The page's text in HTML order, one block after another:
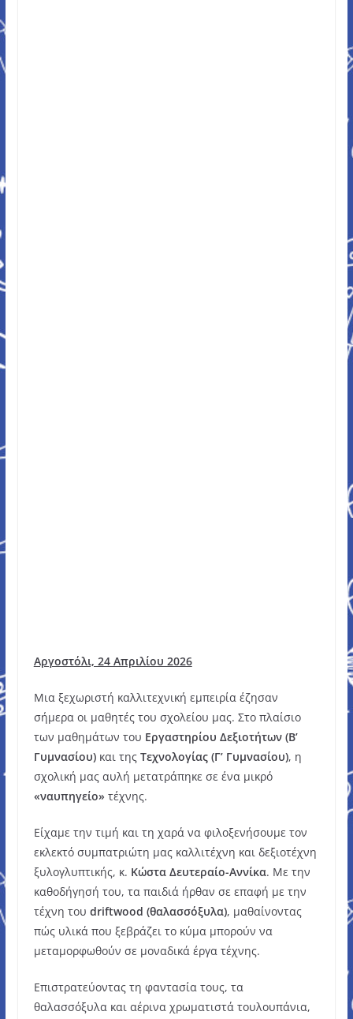
Αργοστόλι, 24 Απριλίου 2026
Μια ξεχωριστή καλλιτεχνική εμπειρία έζησαν
σήμερα οι μαθητές του σχολείου μας. Στο πλαίσιο
των μαθημάτων του Εργαστηρίου Δεξιοτήτων (Β’
Γυμνασίου)και της Τεχνολογίας (Γ’ Γυμνασίου), η
σχολική μας αυλή μετατράπηκε σε ένα μικρό
«ναυπηγείο» τέχνης.
Είχαμε την τιμή και τη χαρά να φιλοξενήσουμε τον
εκλεκτό συμπατριώτη μας καλλιτέχνη και δεξιοτέχνη
ξυλογλυπτικής, κ. Κώστα Δευτεραίο-Αννίκα. Με την
καθοδήγησή του, τα παιδιά ήρθαν σε επαφή με την
τέχνη του driftwood (θαλασσόξυλα), μαθαίνοντας
πώς υλικά που ξεβράζει το κύμα μπορούν να
μεταμορφωθούν σε μοναδικά έργα τέχνης.
Επιστρατεύοντας τη φαντασία τους, τα
θαλασσόξυλα και αέρινα χρωματιστά τουλουπάνια,